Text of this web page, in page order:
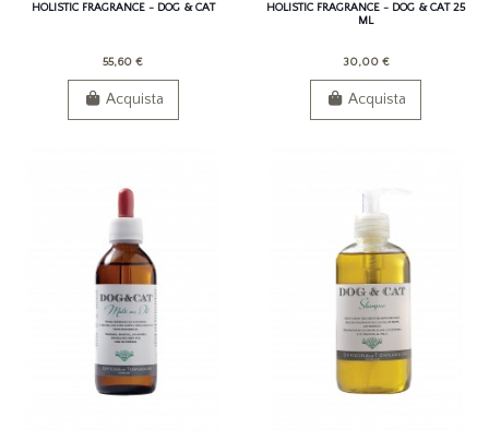
HOLISTIC FRAGRANCE - DOG & CAT
55,60 €
Acquista
HOLISTIC FRAGRANCE - DOG & CAT 25
ML
30,00 €
Acquista